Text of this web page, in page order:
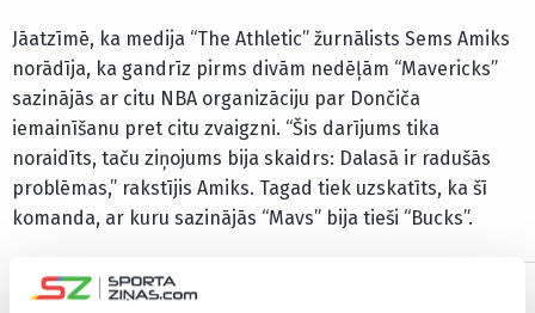
Jāatzīmē, ka medija “The Athletic” žurnālists Sems Amiks
norādīja, ka gandrīz pirms divām nedēļām “Mavericks”
sazinājās ar citu NBA organizāciju par Dončiča
iemainīšanu pret citu zvaigzni. “Šis darījums tika
noraidīts, taču ziņojums bija skaidrs: Dalasā ir radušās
problēmas,” rakstījis Amiks. Tagad tiek uzskatīts, ka šī
komanda, ar kuru sazinājās “Mavs” bija tieši “Bucks”.